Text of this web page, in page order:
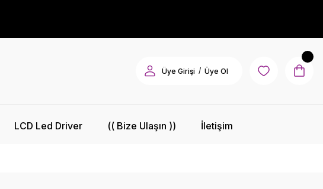
Üye Girişi / Üye Ol
LCD Led Driver (( Bize Ulaşın )) İletişim